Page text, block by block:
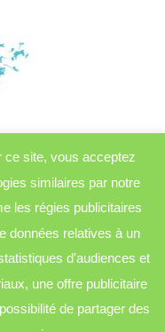
ce site, vous acceptez
similaires par notre
les régies publicitaires
données relatives à un
d'audiences et
une offre publicitaire
de partager des